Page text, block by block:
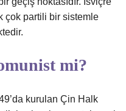
çok partili bir sistemle
mi?
kurulan Çin Halk